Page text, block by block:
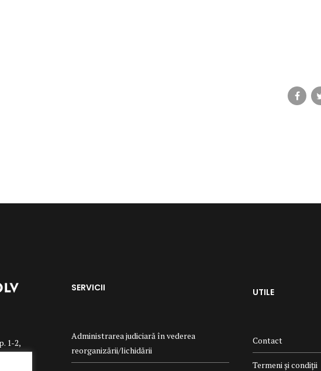
1-2,
SERVICII
Administrarea judiciară în vederea
reorganizării/lichidării
UTILE
Contact
Termeni și condiții